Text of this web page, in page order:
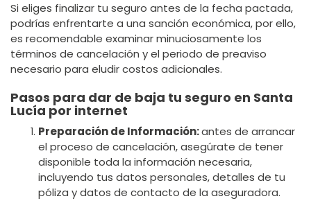
Si eliges finalizar tu seguro antes de la fecha pactada,
podrías enfrentarte a una sanción económica, por ello,
es recomendable examinar minuciosamente los
términos de cancelación y el periodo de preaviso
necesario para eludir costos adicionales.
Pasos para dar de baja tu seguro en Santa
Lucía por internet
Preparación de Información:antes de arrancar
el proceso de cancelación, asegúrate de tener
disponible toda la información necesaria,
incluyendo tus datos personales, detalles de tu
póliza y datos de contacto de la aseguradora.